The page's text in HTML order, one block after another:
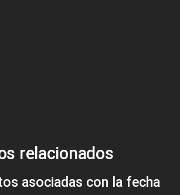
relacionados
asociadas con la fecha